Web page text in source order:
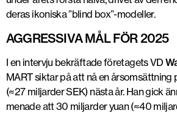
deras ikoniska ”blind box”-modeller.
AGGRESSIVA MÅL FÖR 2025
I en intervju bekräftade företagets VD
MART siktar på att nå enårsomsättning
(≈27 miljarder SEK)nästa år. Han gick
menade att 30 miljarder yuan (≈40